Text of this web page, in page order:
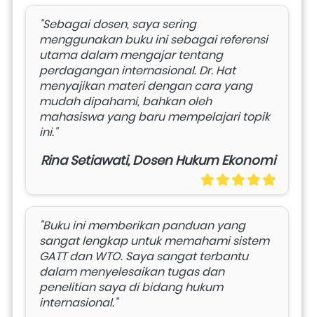
"Sebagai dosen, saya sering
menggunakan buku ini sebagai referensi
utama dalam mengajar tentang
perdagangan internasional. Dr. Hat
menyajikan materi dengan cara yang
mudah dipahami, bahkan oleh
mahasiswa yang baru mempelajari topik
ini."
Rina Setiawati, Dosen Hukum Ekonomi
"Buku ini memberikan panduan yang
sangat lengkap untuk memahami sistem
GATT dan WTO. Saya sangat terbantu
dalam menyelesaikan tugas dan
penelitian saya di bidang hukum
internasional."